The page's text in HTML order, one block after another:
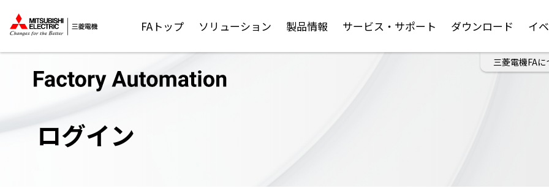
FAトップ ソリューション 製品情報 サービス・サポート ダウンロード イ
三菱電機FAに
ログイン